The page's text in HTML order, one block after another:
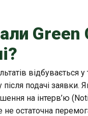
Green
відбувається у
після подачі заявки.
на інтерв’ю
остаточна